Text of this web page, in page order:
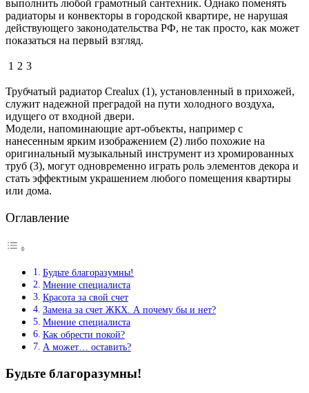
выполнить любой грамотный сантехник. Однако поменять
радиаторы и конвекторы в городской квартире, не нарушая
действующего законодательства РФ, не так просто, как может
показаться на первый взгляд.
1 2 3
Трубчатый радиатор Crealux (1), установленный в прихожей,
служит надежной преградой на пути холодного воздуха,
идущего от входной двери.
Модели, напоминающие арт-объекты, например с
нанесенным ярким изображением (2) либо похожие на
оригинальный музыкальный инструмент из хромированных
труб (3), могут одновременно играть роль элементов декора и
стать эффектным украшением любого помещения квартиры
или дома.
Оглавление
Будьте благоразумны!
Мнение специалиста
Красота за свой счет
Замена за счет ЖКХ. А почему бы и нет?
Мнение специалиста
Как обрести покой?
А может… оставить?
Будьте благоразумны!